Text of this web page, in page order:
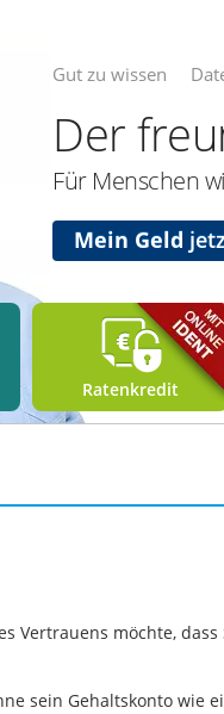
Gut zu wissen
Der
Für Menschen
Mein Geld
Ratenkredit
Vertrauens möchte, dass
sein Gehaltskonto wie